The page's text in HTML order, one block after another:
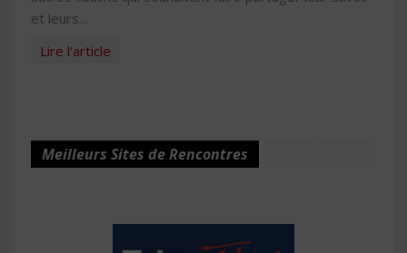
et leurs...
Lire l'article
Meilleurs Sites de Rencontres